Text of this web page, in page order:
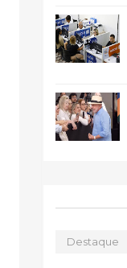
Destaque